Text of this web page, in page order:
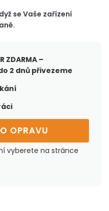
se Vaše zařízení
ZDARMA –
2 dnů přivezeme
OPRAVU
vyberete na stránce